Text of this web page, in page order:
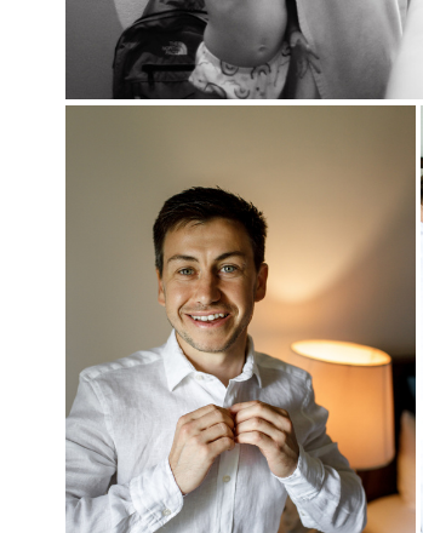
невозможно повторить или срежиссировать.